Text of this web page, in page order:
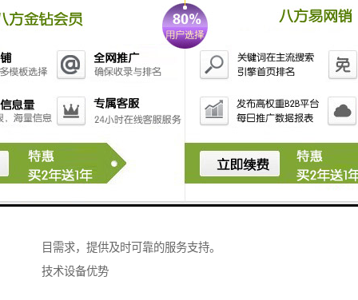
我们不仅提供优质产品，更注重为客户提供完整的解决
生产与销售：拥有自主生产基地，严格把控产品质量，
确保每一件出厂产品都符合标准要求。
租赁服务：提供多种型号设备的租赁服务，特别是移动
式高空压瓦机租赁，帮助客户降低项目成本，提高设备
使用灵活性。
安装工程：专业施工团队承接各类安装工程，确保产品
正确安装，发挥较佳性能。
目需求，提供及时可靠的服务支持。
技术设备优势